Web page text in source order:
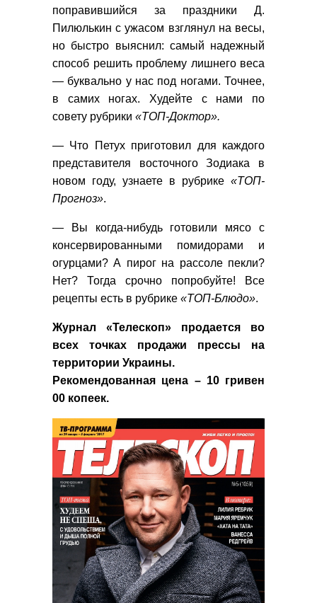
поправившийся за праздники Д.
Пилюлькин с ужасом взглянул на весы,
но быстро выяснил: самый надежный
способ решить проблему лишнего веса
— буквально у нас под ногами. Точнее,
в самих ногах. Худейте с нами по
совету рубрики «ТОП-Доктор».
— Что Петух приготовил для каждого
представителя восточного Зодиака в
новом году, узнаете в рубрике «ТОП-
Прогноз».
— Вы когда-нибудь готовили мясо с
консервированными помидорами и
огурцами? А пирог на рассоле пекли?
Нет? Тогда срочно попробуйте! Все
рецепты есть в рубрике «ТОП-Блюдо».
Журнал «Телескоп» продается во
всех точках продажи прессы на
территории Украины.
Рекомендованная цена – 10 гривен
00 копеек.